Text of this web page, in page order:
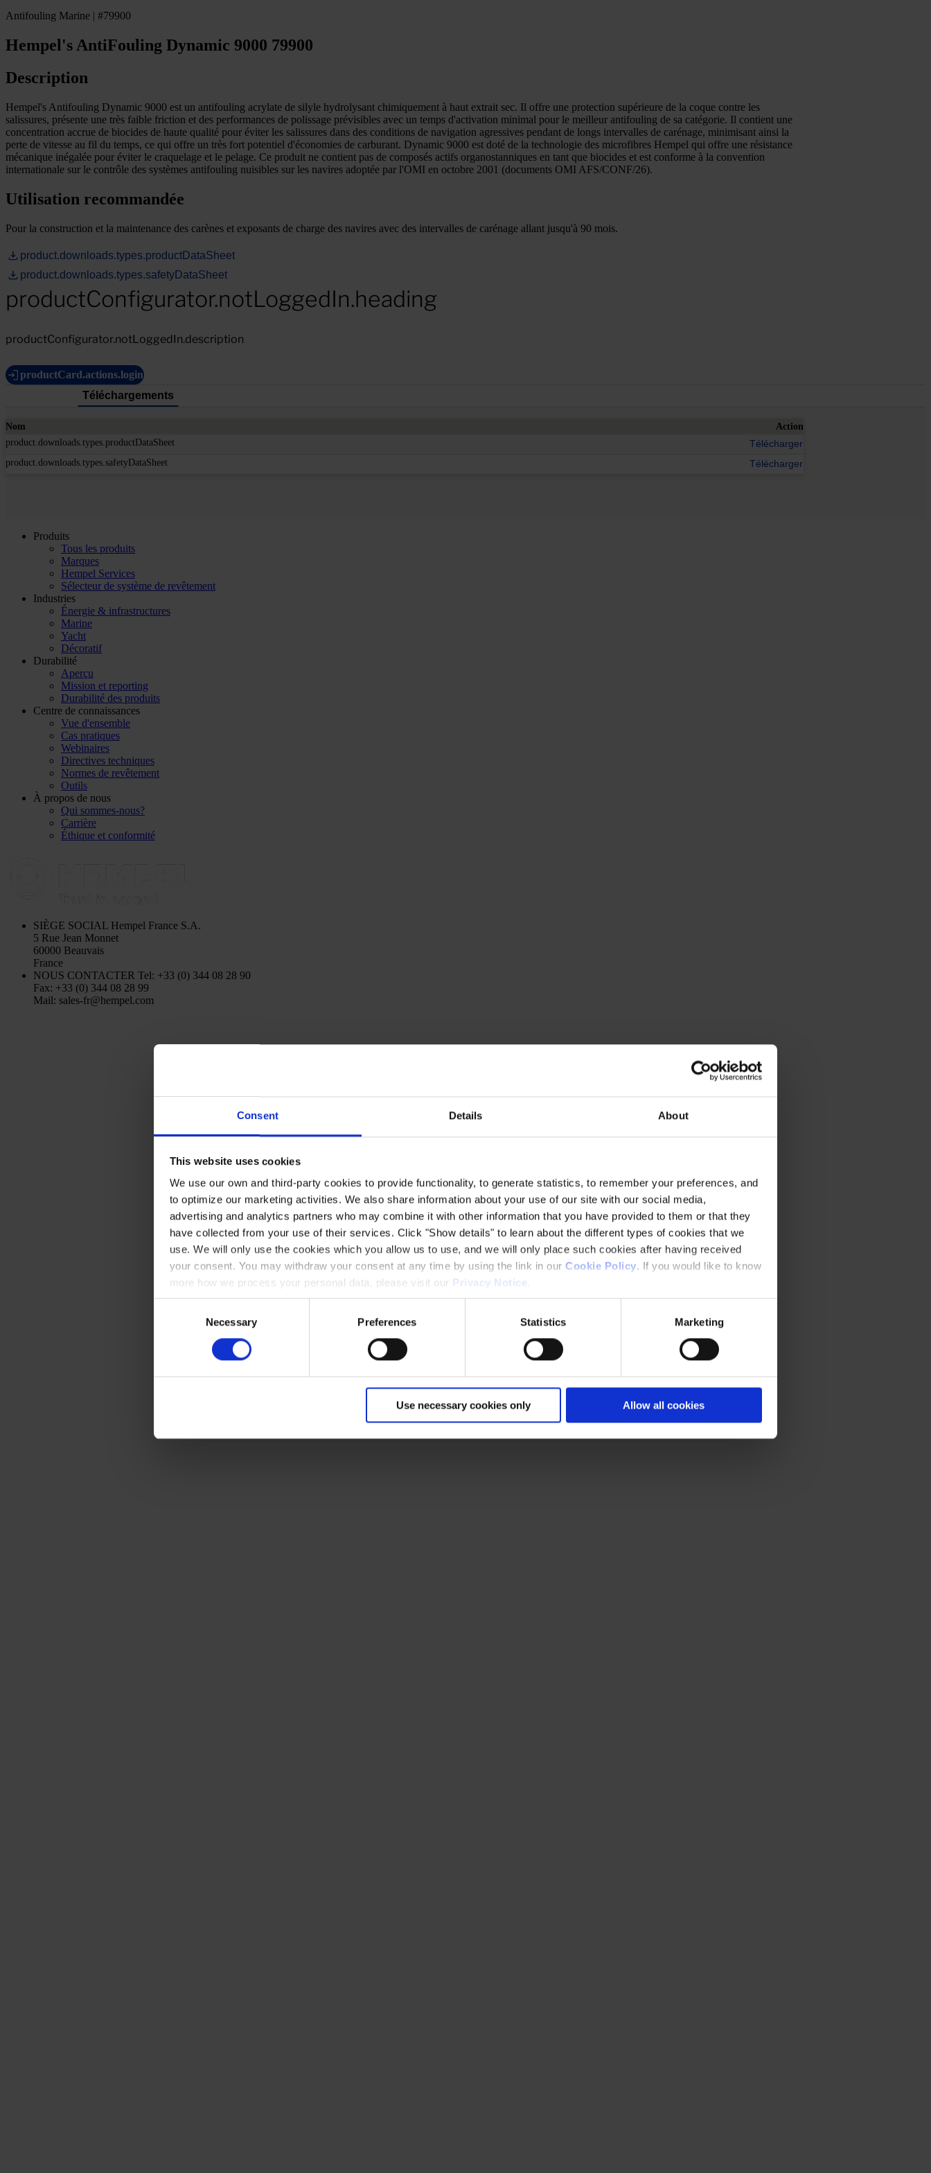
Consent Details About
This website uses cookies
We use our own and third-party cookies to provide functionality, to generate statistics, to remember your preferences, and
to optimize our marketing activities. We also share information about your use of our site with our social media,
advertising and analytics partners who may combine it with other information that you have provided to them or that they
have collected from your use of their services. Click "Show details" to learn about the different types of cookies that we
use. We will only use the cookies which you allow us to use, and we will only place such cookies after having received
your consent. You may withdraw your consent at any time by using the link in our Cookie Policy. If you would like to know
more how we process your personal data, please visit our Privacy Notice
Necessary Preferences Statistics Marketing
Use necessary cookies only Allow all cookies
Antifouling Marine | #79900
Hempel's AntiFouling Dynamic 9000 79900
Description
Hempel's Antifouling Dynamic 9000 est un antifouling acrylate de silyle hydrolysant chimiquement à haut extrait sec. Il offre une protection supérieure de la coque contre les
salissures, présente une très faible friction et des performances de polissage prévisibles avec un temps d'activation minimal pour le meilleur antifouling de sa catégorie. Il contient une
concentration accrue de biocides de haute qualité pour éviter les salissures dans des conditions de navigation agressives pendant de longs intervalles de carénage, minimisant ainsi la
perte de vitesse au fil du temps, ce qui offre un très fort potentiel d'économies de carburant. Dynamic 9000 est doté de la technologie des microfibres Hempel qui offre une résistance
mécanique inégalée pour éviter le craquelage et le pelage. Ce produit ne contient pas de composés actifs organostanniques en tant que biocides et est conforme à la convention
internationale sur le contrôle des systèmes antifouling nuisibles sur les navires adoptée par l'OMI en octobre 2001 (documents OMI AFS/CONF/26).
Utilisation recommandée
Pour la construction et la maintenance des carènes et exposants de charge des navires avec des intervalles de carénage allant jusqu'à 90 mois.
product.downloads.types.productDataSheet
product.downloads.types.safetyDataSheet
productConfigurator.notLoggedIn.heading
productConfigurator.notLoggedIn.description
productCard.actions.login
Téléchargements
Nom
Action
product.downloads.types.productDataSheet
Télécharger
product.downloads.types.safetyDataSheet Télécharger
Produits
Tous les produits
Marques
Hempel Services
Sélecteur de système de revêtement
Industries
Énergie & infrastructures
Marine
Yacht
Décoratif
Durabilité
Aperçu
Mission et reporting
Durabilité des produits
Centre de connaissances
Vue d'ensemble
Cas pratiques
Webinaires
Directives techniques
Normes de revêtement
Outils
À propos de nous
Qui sommes-nous?
Carrière
Éthique et conformité
SIÈGE SOCIAL Hempel France S.A.
5 Rue Jean Monnet
60000 Beauvais
France
NOUS CONTACTER Tel: +33 (0) 344 08 28 90
Fax: +33 (0) 344 08 28 99
Mail: sales-fr@hempel.com